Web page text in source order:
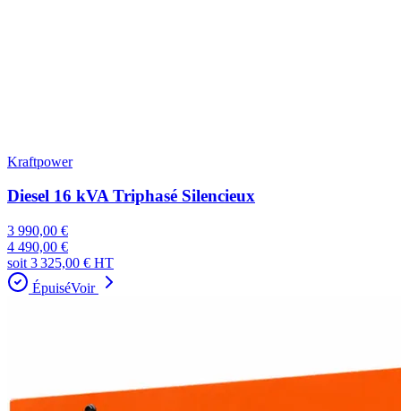
Kraftpower
Diesel 16 kVA Triphasé Silencieux
3 990,00 €
4 490,00 €
soit 3 325,00 € HT
ÉpuiséVoir